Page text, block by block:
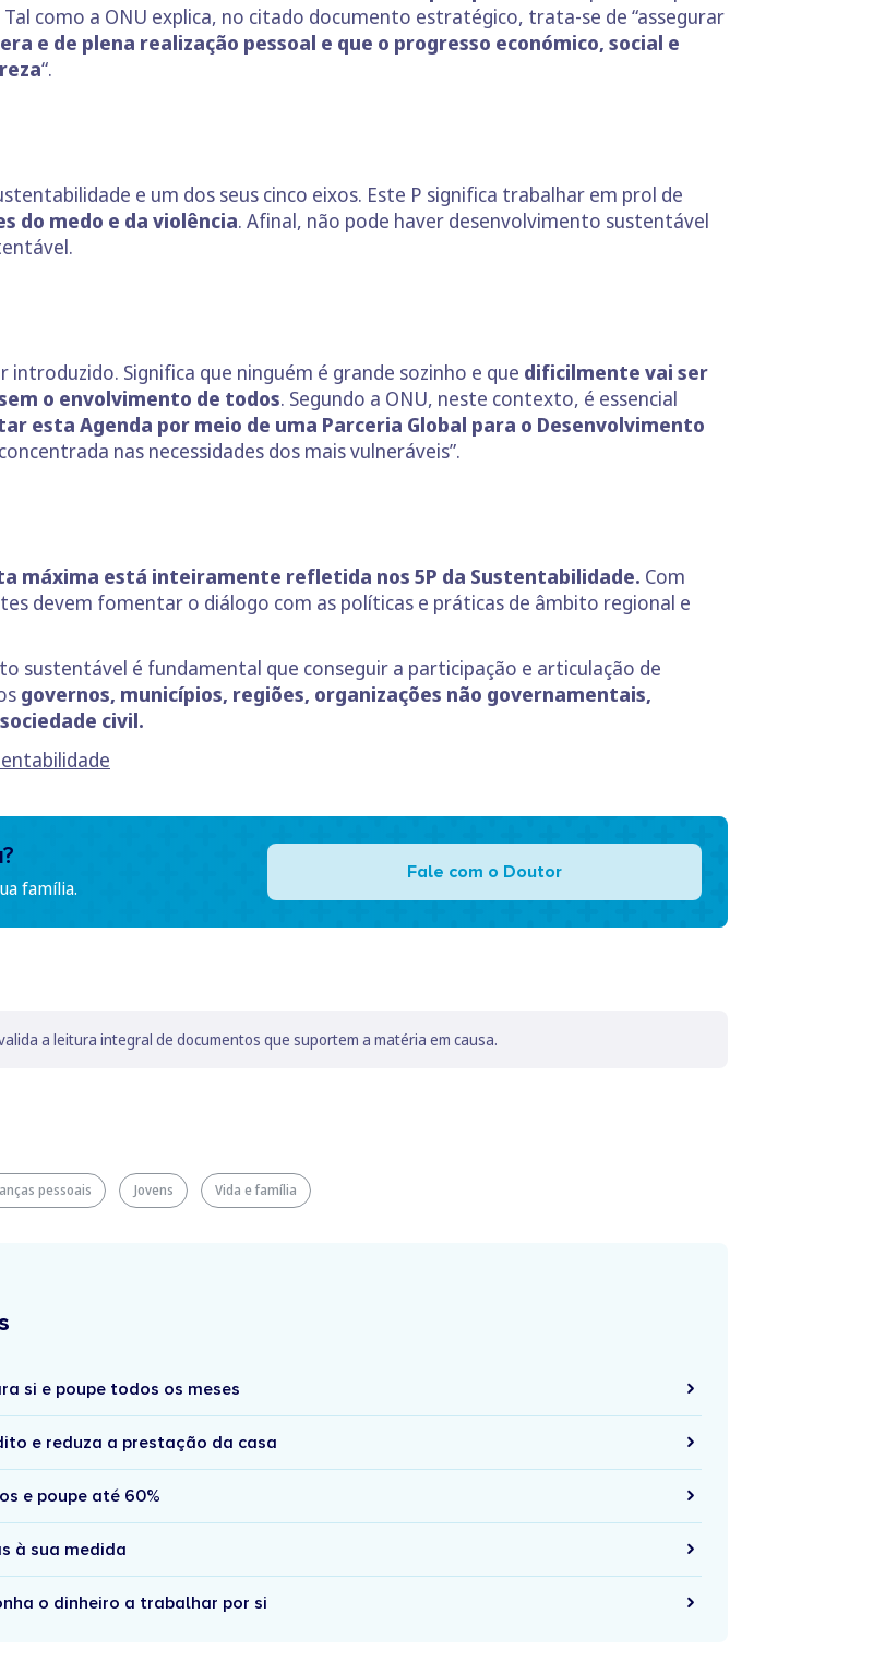
como a ONU explica, no citado documento estratégico, trata-se de “assegurar
e de plena realização pessoal e que o progresso económico, social e
“.
e um dos seus cinco eixos. Este P significa trabalhar em prol de
do medo e da violência. Afinal, não pode haver desenvolvimento sustentável
Significa que ninguém é grande sozinho e que dificilmente vai ser
o envolvimento de todos. Segundo a ONU, neste contexto, é essencial
esta Agenda por meio de uma Parceria Global para o Desenvolvimento
nas necessidades dos mais vulneráveis”.
máxima está inteiramente refletida nos 5P da Sustentabilidade. Com
devem fomentar o diálogo com as políticas e práticas de âmbito regional e
sustentável é fundamental que conseguir a participação e articulação de
governos, municípios, regiões, organizações não governamentais,
civil.
família.
Fale com o Doutor
a leitura integral de documentos que suportem a matéria em causa.
pessoais Jovens Vida e família
si e poupe todos os meses
e reduza a prestação da casa
e poupe até 60%
à sua medida
o dinheiro a trabalhar por si